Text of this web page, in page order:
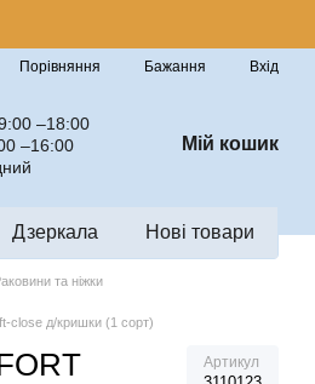
Порівняння Бажання Вхід
–18:00
–16:00
Мій кошик
Дзеркала Нові товари
та ніжки
close д/кришки (1 сорт)
Артикул